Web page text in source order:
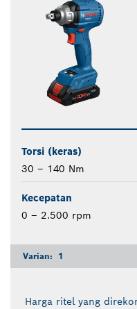
Torsi (keras)
30 – 140 Nm
Kecepatan
0 – 2.500 rpm
Varian: 1
Harga ritel yang